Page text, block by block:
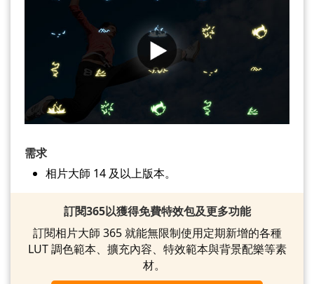
需求
相片大師 14 及以上版本。
訂閱365以獲得免費特效包及更多功能
訂閱相片大師 365 就能無限制使用定期新增的各種
LUT 調色範本、擴充內容、特效範本與背景配樂等素
材。